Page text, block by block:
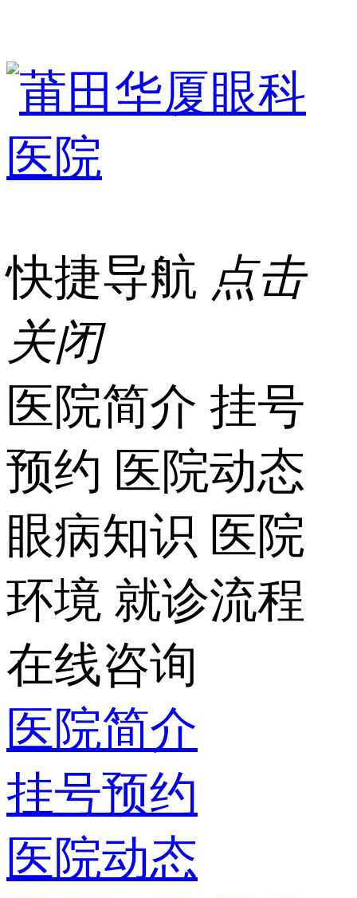
快捷导航 点击
关闭
医院简介 挂号
预约 医院动态
眼病知识 医院
环境 就诊流程
在线咨询
医院简介
挂号预约
医院动态